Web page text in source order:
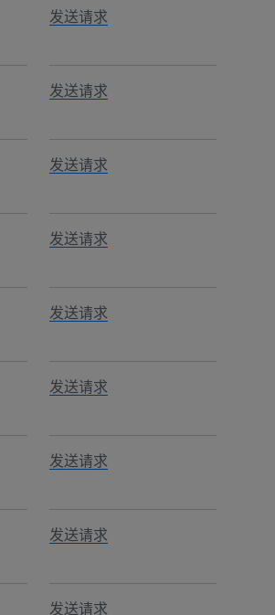
发送请求
发送请求
发送请求
发送请求
发送请求
发送请求
发送请求
发送请求
发送请求